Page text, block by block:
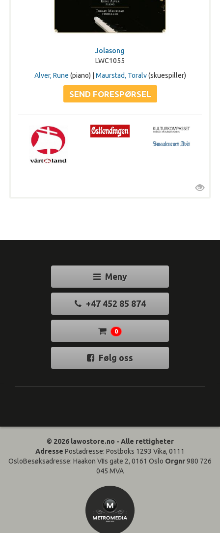
Jolasong
LWC1055
Alver, Rune (piano) | Maurstad, Toralv(skuespiller)
Meny
+47 452 85 874
0
Følg oss
© 2026 lawostore.no - Alle rettigheter
Adresse Postadresse: Postboks 1293 Vika, 0111
OsloBesøksadresse: Haakon VIIs gate 2, 0161 Oslo Orgnr980 726
045 MVA